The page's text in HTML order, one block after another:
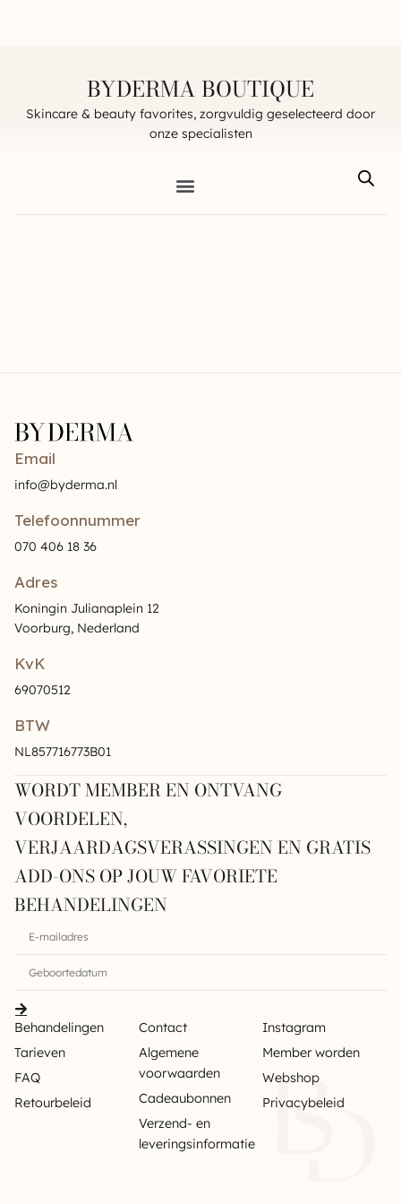
BYDERMA BOUTIQUE
Skincare & beauty favorites, zorgvuldig geselecteerd door
onze specialisten
Email
info@byderma.nl
Telefoonnummer
070 406 18 36
Adres
Koningin Julianaplein 12
Voorburg, Nederland
KvK
69070512
BTW
NL857716773B01
WORDT MEMBER EN ONTVANG
VOORDELEN,
VERJAARDAGSVERASSINGEN EN GRATIS
ADD-ONS OP JOUW FAVORIETE
BEHANDELINGEN
Behandelingen
Tarieven
FAQ
Retourbeleid
Contact
Algemene
voorwaarden
Cadeaubonnen
Verzend- en
leveringsinformatie
Instagram
Member worden
Webshop
Privacybeleid